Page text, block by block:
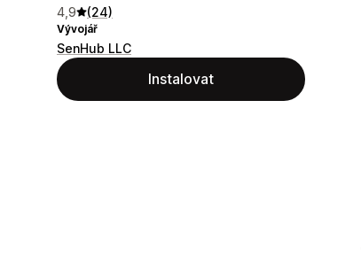
4,9 (24)
Vývojář
SenHub LLC
Instalovat